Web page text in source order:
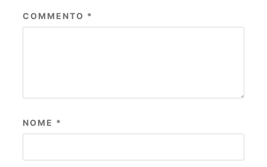
COMMENTO *
NOME *